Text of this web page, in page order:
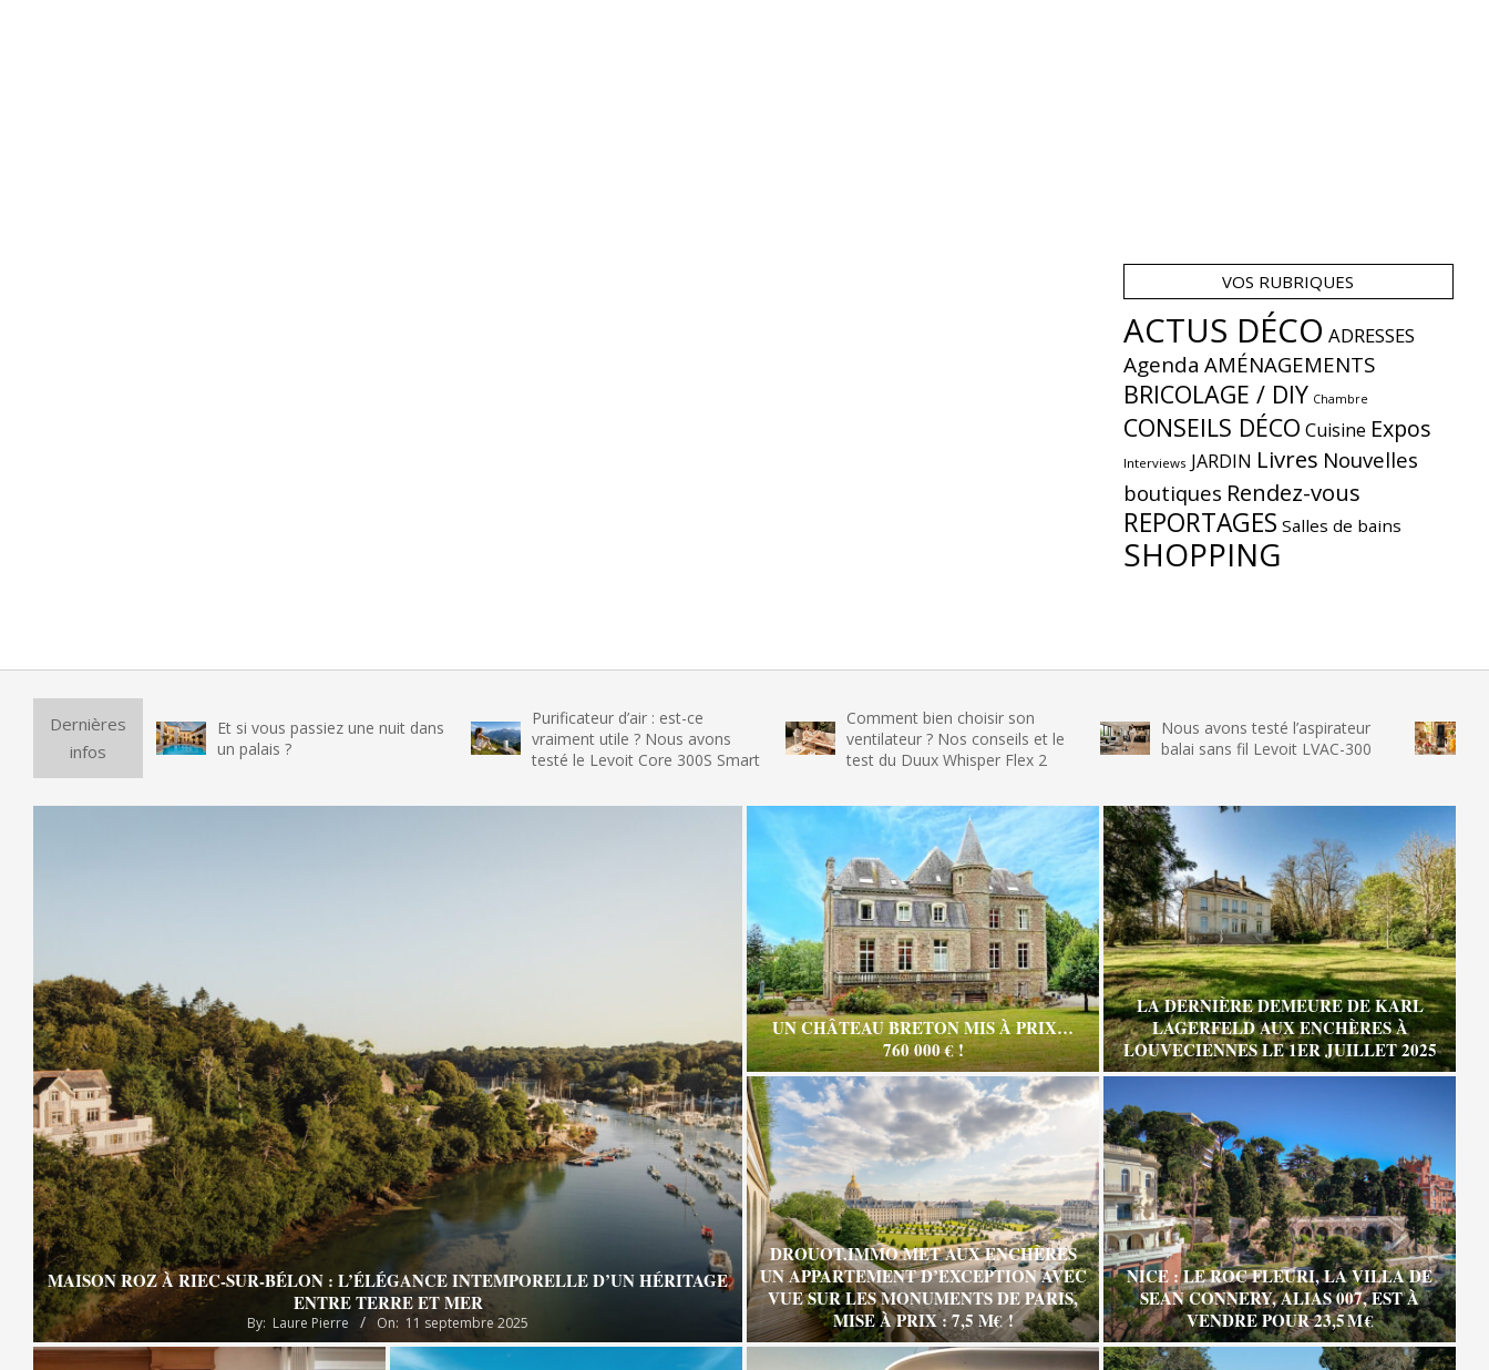
VOS RUBRIQUES
ACTUS DÉCO ADRESSES
Agenda AMÉNAGEMENTS
BRICOLAGE / DIY Chambre
CONSEILS DÉCO Cuisine Expos
Interviews JARDIN Livres Nouvelles
boutiques Rendez-vous
REPORTAGES Salles de bains
SHOPPING
Dernières
infos
Et si vous passiez une nuit dans
un palais ?
Purificateur d’air : est-ce
vraiment utile ? Nous avons
testé le Levoit Core 300S Smart
Comment bien choisir son
ventilateur ? Nos conseils et le
test du Duux Whisper Flex 2
Nous avons testé l’aspirateur
balai sans fil Levoit LVAC-300
Nous
glace
MAISON ROZ À RIEC-SUR-BÉLON : L’ÉLÉGANCE INTEMPORELLE D’UN HÉRITAGE
ENTRE TERRE ET MER
By: Laure Pierre On: 11 septembre 2025
UN CHÂTEAU BRETON MIS À PRIX…
760 000 € !
LA DERNIÈRE DEMEURE DE KARL
LAGERFELD AUX ENCHÈRES À
LOUVECIENNES LE 1ER JUILLET 2025
DROUOT.IMMO MET AUX ENCHÈRES
UN APPARTEMENT D’EXCEPTION AVEC
VUE SUR LES MONUMENTS DE PARIS,
MISE À PRIX : 7,5 M€ !
NICE : LE ROC FLEURI, LA VILLA DE
SEAN CONNERY, ALIAS 007, EST À
VENDRE POUR 23,5 M €